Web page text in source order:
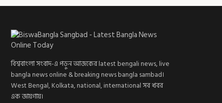
বিশ্ববাংলা সংবাদ-এ পড়ুন আজকের latest bengali news, live
bangla news online & breaking news bangla sambad।
West Bengal, Kolkata, national, international সব খবর
এক জায়গায়।